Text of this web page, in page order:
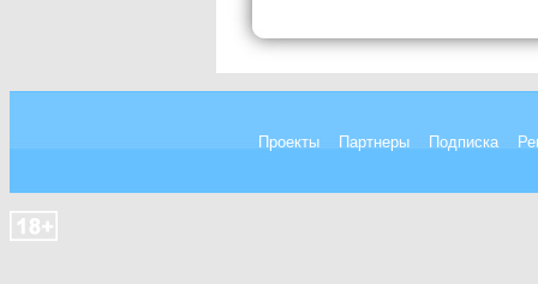
Проекты Партнеры Подписка